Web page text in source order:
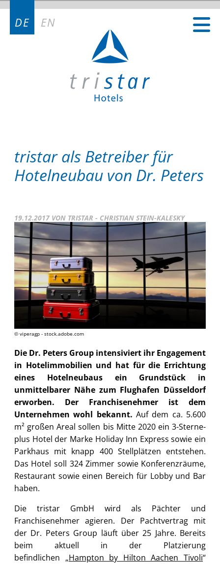
DE EN
tristar als Betreiber für
Hotelneubau von Dr. Peters
19.12.2017VON TRISTAR - CHRISTIAN STEIN-KALESKY
© viperagp - stock.adobe.com
Die Dr. Peters Group intensiviert ihr Engagement
in Hotelimmobilien und hat für die Errichtung
eines Hotelneubaus ein Grundstück in
unmittelbarer Nähe zum Flughafen Düsseldorf
erworben. Der Franchisenehmer ist dem
Unternehmen wohl bekannt. Auf dem ca. 5.600
m² großen Areal sollen bis Mitte 2020 ein 3-Sterne-
plus Hotel der Marke Holiday Inn Express sowie ein
Parkhaus mit knapp 400 Stellplätzen entstehen.
Das Hotel soll 324 Zimmer sowie Konferenzräume,
Restaurant sowie einen Bereich für Lobby und Bar
haben.
Die tristar GmbH wird als Pächter und
Franchisenehmer agieren. Der Pachtvertrag mit
der Dr. Peters Group läuft über 25 Jahre. Bereits
beim aktuell in der Platzierung
befindlichen „Hampton by Hilton Aachen Tivoli“
Kontakt
Kontakt Deutschland